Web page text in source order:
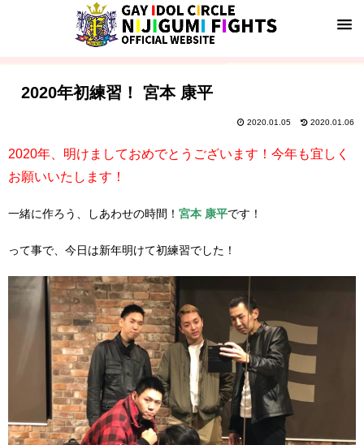
2020年初練習！ 宮本 康平
2020.01.06
2020.01.05
2020年、明けましておめでとうございます！今年も宜しく
お願いいたします！
一緒に作ろう、しあわせの時間！ 宮本 康平です！
って事で、今日は新年明けて初練習でした！